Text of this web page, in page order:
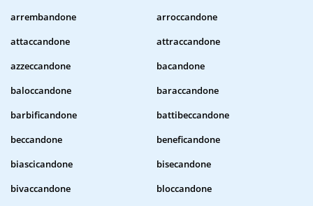
arrembandone
arroccandone
attaccandone
attraccandone
azzeccandone
bacandone
baloccandone
baraccandone
barbificandone
battibeccandone
beccandone
beneficandone
biascicandone
bisecandone
bivaccandone
bloccandone